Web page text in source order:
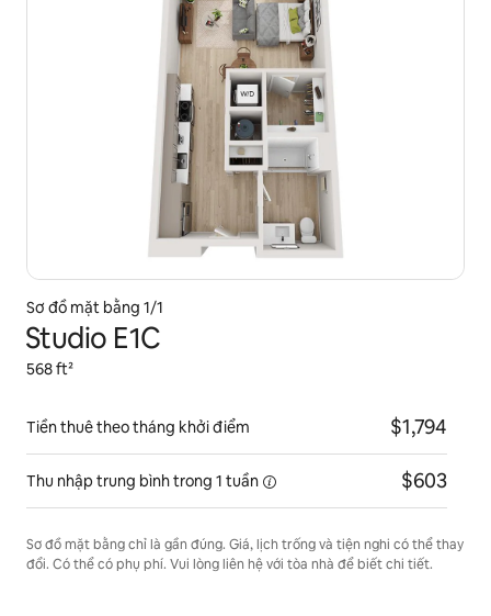
Sơ đồ mặt bằng 1/1
Studio E1C
568 ft²
Tiền thuê theo tháng khởi điểm $1,794
Thu nhập trung bình trong 1 tuần $603
Sơ đồ mặt bằng chỉ là gần đúng. Giá, lịch trống và tiện nghi có thể thay
đổi. Có thể có phụ phí. Vui lòng liên hệ với tòa nhà để biết chi tiết.